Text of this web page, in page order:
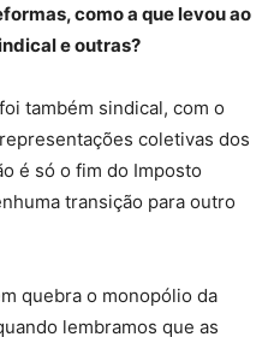
como a que levou ao
e outras?
também sindical, com o
coletivas dos
é só o fim do Imposto
transição para outro
quebra o monopólio da
lembramos que as